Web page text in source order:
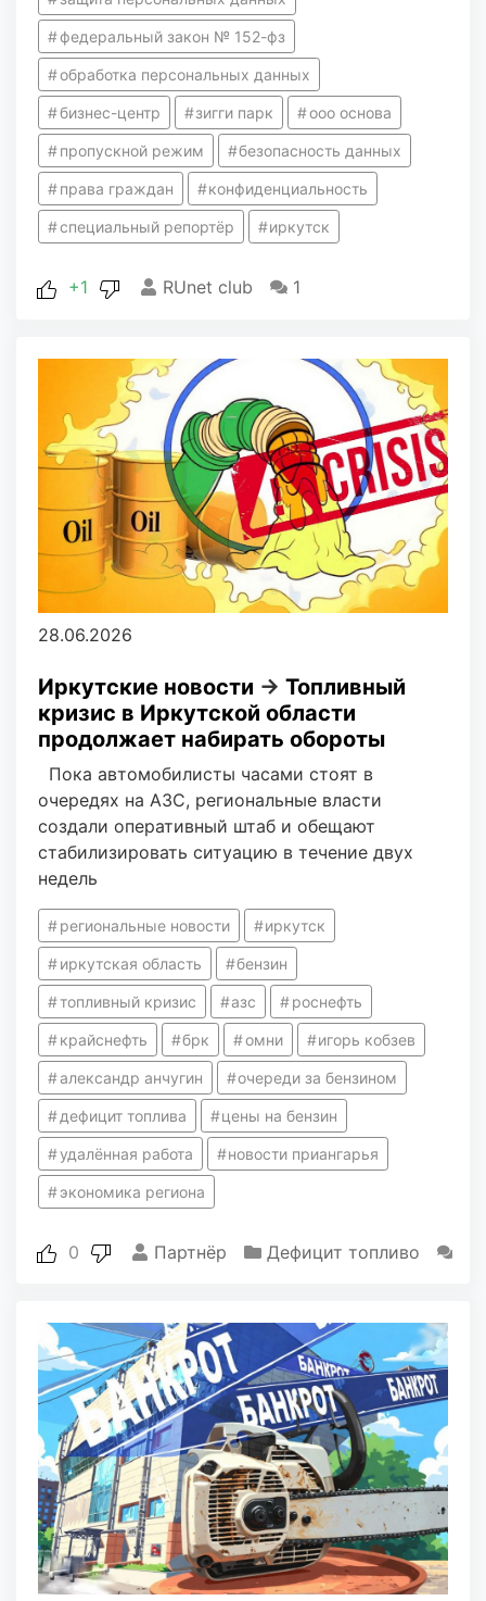
федеральный закон № 152-фз
обработка персональных данных
бизнес-центр зигги парк ооо основа
пропускной режим безопасность данных
права граждан конфиденциальность
специальный репортёр иркутск
+1 RUnet club 1
28.06.2026
Иркутские новости → Топливный
кризис в Иркутской области
продолжает набирать обороты
Пока автомобилисты часами стоят в
очередях на АЗС, региональные власти
создали оперативный штаб и обещают
стабилизировать ситуацию в течение двух
недель
региональные новости иркутск
иркутская область бензин
топливный кризис азс роснефть
крайснефть брк омни игорь кобзев
александр анчугин очереди за бензином
дефицит топлива цены на бензин
удалённая работа новости приангарья
экономика региона
0 Партнёр Дефицит топливо